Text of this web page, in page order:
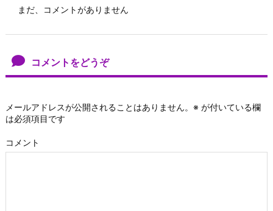
まだ、コメントがありません
コメントをどうぞ
メールアドレスが公開されることはありません。 ※ が付いている欄
は必須項目です
コメント